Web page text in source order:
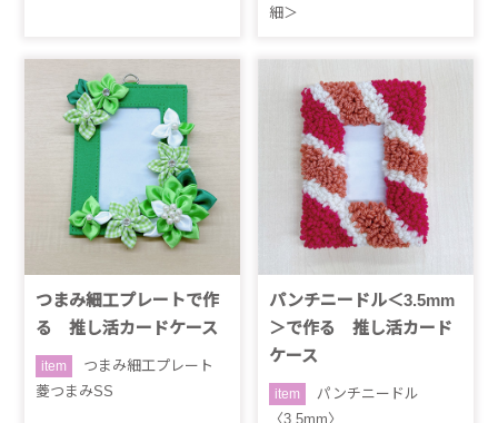
細＞
つまみ細工プレートで作
る 推し活カードケース
item
つまみ細工プレート
菱つまみSS
パンチニードル＜3.5mm
＞で作る 推し活カード
ケース
item
パンチニードル
〈3.5mm〉